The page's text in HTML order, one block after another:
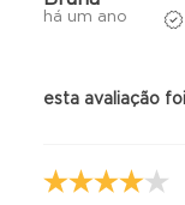
há um ano
esta avaliação